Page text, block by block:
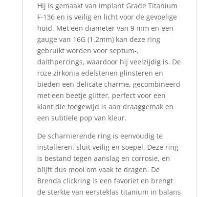
Hij is gemaakt van Implant Grade Titanium
F-136 en is veilig en licht voor de gevoelige
huid. Met een diameter van 9 mm en een
gauge van 16G (1.2mm) kan deze ring
gebruikt worden voor septum-,
daithpercings, waardoor hij veelzijdig is. De
roze zirkonia edelstenen glinsteren en
bieden een delicate charme, gecombineerd
met een beetje glitter, perfect voor een
klant die toegewijd is aan draaggemak en
een subtiele pop van kleur.
De scharnierende ring is eenvoudig te
installeren, sluit veilig en soepel. Deze ring
is bestand tegen aanslag en corrosie, en
blijft dus mooi om vaak te dragen. De
Brenda clickring is een favoriet en brengt
de sterkte van eersteklas titanium in balans